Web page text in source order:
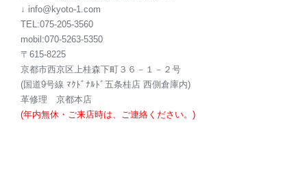
↓ info@kyoto-1.com
TEL:075-205-3560
mobil:070-5263-5350
〒615-8225
京都市西京区上桂森下町３６－１－２号
(国道9号線 ﾏｸﾄﾞﾅﾙﾄﾞ五条桂店 西側倉庫内)
革修理 京都本店
(年内無休・ご来店時は、ご連絡ください。)